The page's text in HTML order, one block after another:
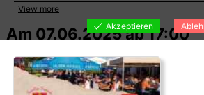
Am 07.06.2025 ab 17:00
View more
Akzeptieren